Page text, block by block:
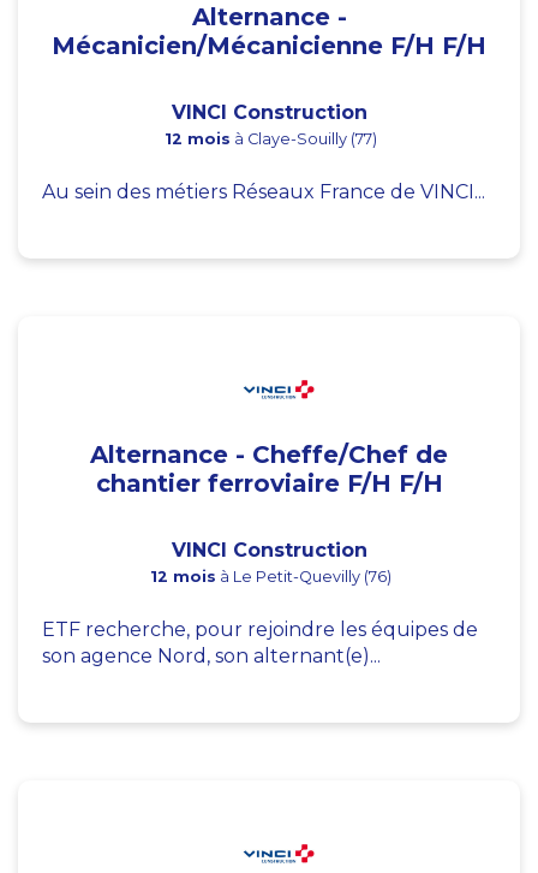
Alternance -
Mécanicien/Mécanicienne F/H F/H
VINCI Construction
12 mois à Claye-Souilly (77)
Au sein des métiers Réseaux France de VINCI...
Alternance - Cheffe/Chef de
chantier ferroviaire F/H F/H
VINCI Construction
12 mois à Le Petit-Quevilly (76)
ETF recherche, pour rejoindre les équipes de
son agence Nord, son alternant(e)...